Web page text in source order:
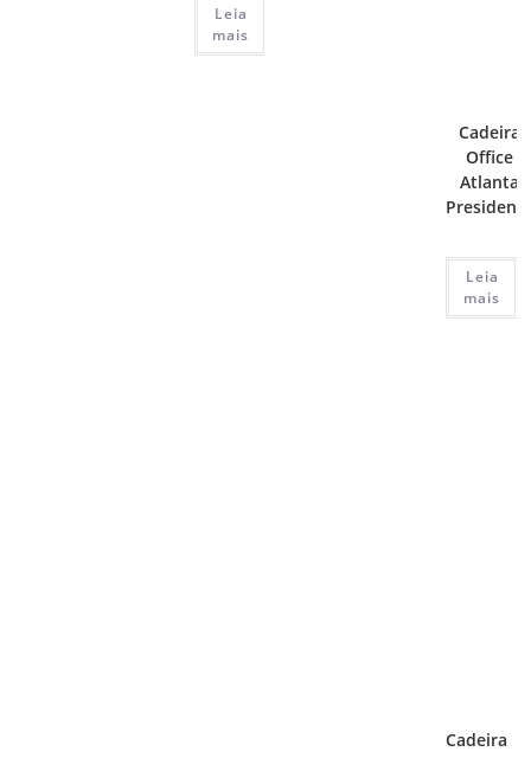
Leia
mais
Cadeira
Office
Atlanta
Leia
mais
Cadeira